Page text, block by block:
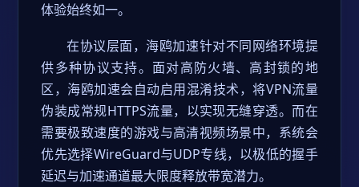
体验始终如一。
在协议层面，海鸥加速针对不同网络环境提
供多种协议支持。面对高防火墙、高封锁的地
区，海鸥加速会自动启用混淆技术，将VPN流量
伪装成常规HTTPS流量，以实现无缝穿透。而在
需要极致速度的游戏与高清视频场景中，系统会
优先选择WireGuard与UDP专线，以极低的握手
延迟与加速通道最大限度释放带宽潜力。